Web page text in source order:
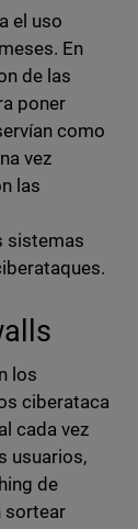
el uso
En
de las
poner
como
vez
las
sistemas
los
ciberataca
cada vez
usuarios,
de
sortear